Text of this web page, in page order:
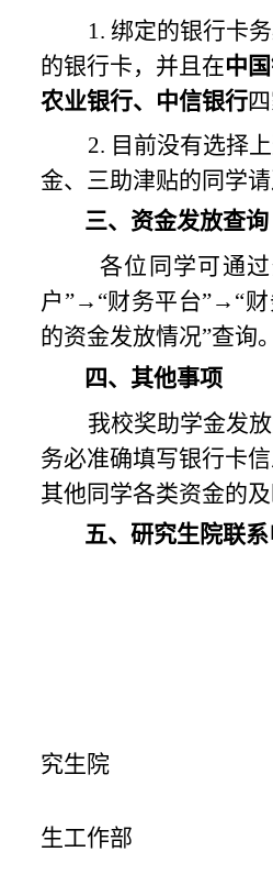
1. 绑定的银行卡
的银行卡，并且在中
农业银行、中信银行
2. 目前没有选择
金、三助津贴的同学
三、资金发放查询
各位同学可通
户”→“财务平台”→“
的资金发放情况”查询。
四、其他事项
我校奖助学金发
务必准确填写银行卡
其他同学各类资金的及
五、研究生院联
究生院
生工作部